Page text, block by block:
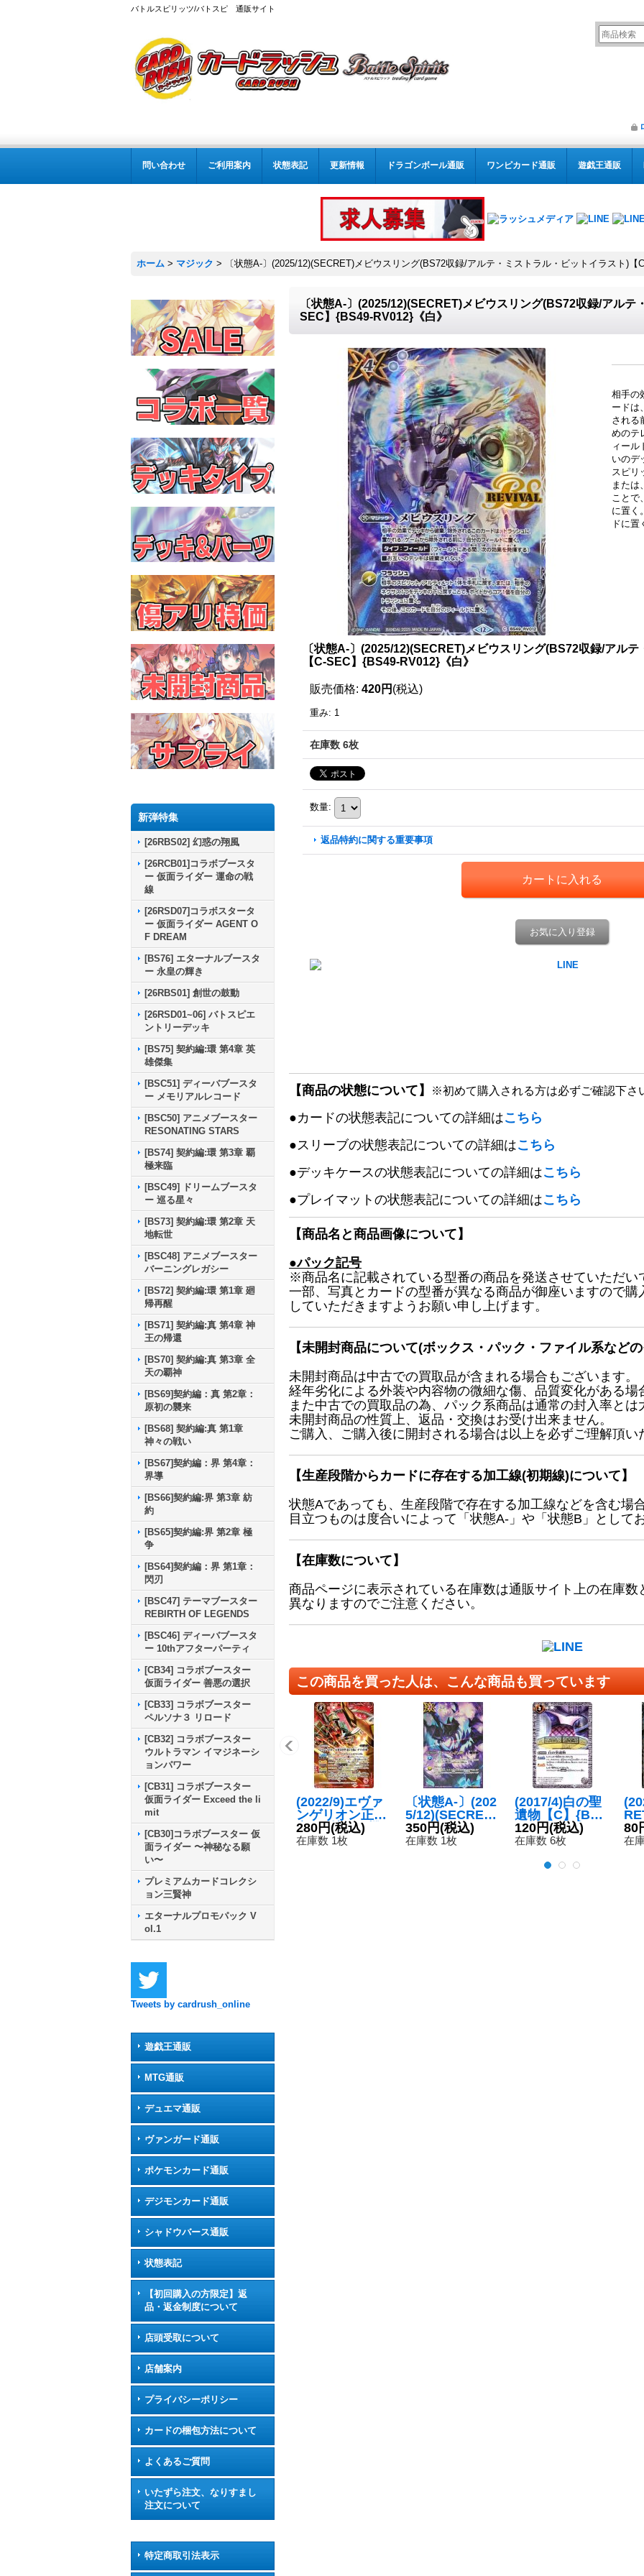
バトルスピリッツ/バトスピ 通販サイト
問い合わせ ご利用案内 状態表記 更新情報 ドラゴンボール通販 ワンピカード通販 遊戯王通販
ホーム > マジック > 〔状態A-〕(2025/12)(SECRET)メビウスリング(BS72収録/アルテ・ミストラル・ビットイラスト)【
新弾特集
[26RBS02] 幻惑の翔風
[26RCB01]コラボブースタ
ー 仮面ライダー 運命の戦
線
[26RSD07]コラボスタータ
ー 仮面ライダー AGENT O
F DREAM
[BS76] エターナルブースタ
ー 永皇の輝き
[26RBS01] 創世の鼓動
[26RSD01~06] バトスピエ
ントリーデッキ
[BS75] 契約編:環 第4章 英
雄傑集
[BSC51] ディーバブースタ
ー メモリアルレコード
[BSC50] アニメブースター
RESONATING STARS
[BS74] 契約編:環 第3章 覇
極来臨
[BSC49] ドリームブースタ
ー 巡る星々
[BS73] 契約編:環 第2章 天
地転世
[BSC48] アニメブースター
バーニングレガシー
[BS72] 契約編:環 第1章 廻
帰再醒
[BS71] 契約編:真 第4章 神
王の帰還
[BS70] 契約編:真 第3章 全
天の覇神
[BS69]契約編：真 第2章：
原初の襲来
[BS68] 契約編:真 第1章
神々の戦い
[BS67]契約編：界 第4章：
界導
[BS66]契約編:界 第3章 紡
約
[BS65]契約編:界 第2章 極
争
[BS64]契約編：界 第1章：
閃刃
[BSC47] テーマブースター
REBIRTH OF LEGENDS
[BSC46] ディーバブースタ
ー 10thアフターパーティ
[CB34] コラボブースター
仮面ライダー 善悪の選択
[CB33] コラボブースター
ペルソナ３ リロード
[CB32] コラボブースター
ウルトラマン イマジネーシ
ョンパワー
[CB31] コラボブースター
仮面ライダー Exceed the li
mit
[CB30]コラボブースター 仮
面ライダー 〜神秘なる願
い〜
プレミアムカードコレクシ
ョン三賢神
エターナルプロモパック V
ol.1
Tweets by cardrush_online
遊戯王通販
MTG通販
デュエマ通販
ヴァンガード通販
ポケモンカード通販
デジモンカード通販
シャドウバース通販
状態表記
【初回購入の方限定】返
品・返金制度について
店頭受取について
店舗案内
プライバシーポリシー
カードの梱包方法について
よくあるご質問
いたずら注文、なりすまし
注文について
特定商取引法表示
〔状態A-〕(2025/12)(SECRET)メビウスリング(BS72収録/アルテ
SEC】{BS49-RV012}《白》
相手の
ードは
される
めのテ
ィール
いのデ
スピリ
または
ことで
に置く
ドに置
〔状態A-〕(2025/12)(SECRET)メビウスリング(BS72収録/アル
【C-SEC】{BS49-RV012}《白》
販売価格: 420円 (税込)
重み: 1
在庫数 6枚
数量:
返品特約に関する重要事項
お気に入り登録
【商品の状態について】 ※初めて購入される方は必ずご確認下さ
●カードの状態表記についての詳細はこちら
●スリーブの状態表記についての詳細はこちら
●デッキケースの状態表記についての詳細はこちら
●プレイマットの状態表記についての詳細はこちら
【商品名と商品画像について】
●パック記号
※商品名に記載されている型番の商品を発送させていただい
一部、写真とカードの型番が異なる商品が御座いますので
していただきますようお願い申し上げます。
【未開封商品について(ボックス・パック・ファイル系など
未開封商品は中古での買取品が含まれる場合もございます。
経年劣化による外装や内容物の微細な傷、品質変化がある場
また中古での買取品の為、パック系商品は通常の封入率とは
未開封商品の性質上、返品・交換はお受け出来ません。
ご購入、ご購入後に開封される場合は以上を必ずご理解頂い
【生産段階からカードに存在する加工線(初期線)について】
状態Aであっても、生産段階で存在する加工線などを含む場
目立つものは度合いによって「状態A-」や「状態B」として
【在庫数について】
商品ページに表示されている在庫数は通販サイト上の在庫
異なりますのでご注意ください。
この商品を買った人は、こんな商品も買っています
(2022/9)エヴァ
ンゲリオン正規
実用型新2号機α
-ヤマト作戦-
280円(税込)
在庫数 1枚
〔状態A-〕(202
5/12)(SECRET)
リアニメイトLT
(BS72収録/魔幽
350円(税込)
在庫数 1枚
(2017/4)白の聖
遺物【C】{BS4
1-078}《白》
120円(税込)
在庫数 6枚
使
【
80
在